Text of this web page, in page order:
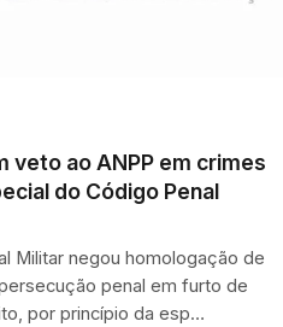
veto ao ANPP em crimes
do Código Penal
Militar negou homologação de
penal em furto de
por princípio da esp…